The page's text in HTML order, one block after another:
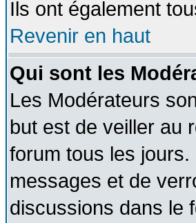
Ils ont également
Revenir en haut
Qui sont les
Les Modérateurs
but est de veiller au
forum tous les
messages et de
discussions dans le